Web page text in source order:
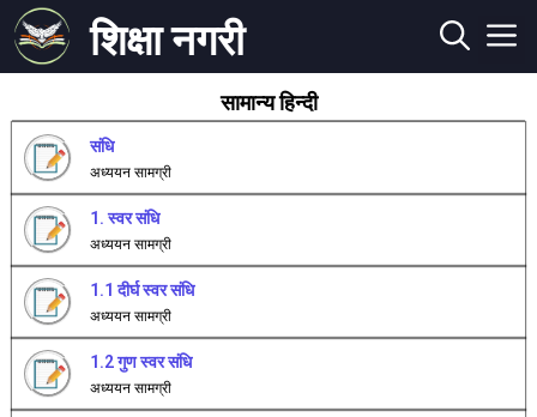
शिक्षा नगरी
सामान्य हिन्दी
संधि
अध्ययन सामग्री
1. स्वर संधि
अध्ययन सामग्री
1.1 दीर्घ स्वर संधि
अध्ययन सामग्री
1.2 गुण स्वर संधि
अध्ययन सामग्री